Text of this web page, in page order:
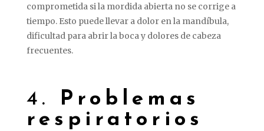
comprometida si la mordida abierta no se corrige a
tiempo. Esto puede llevar a dolor en la mandíbula,
dificultad para abrir la boca y dolores de cabeza
frecuentes.
4. Problemas
respiratorios